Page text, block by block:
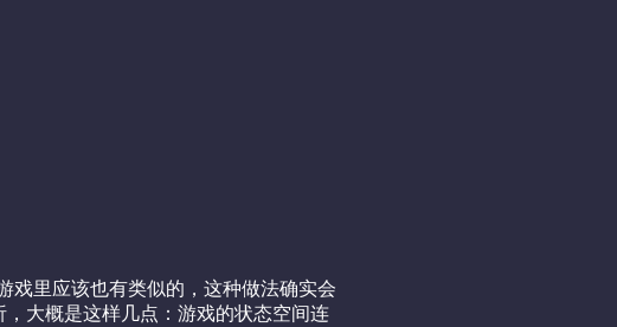
戏里应该也有类似的，这种做法确实会
大概是这样几点：游戏的状态空间连